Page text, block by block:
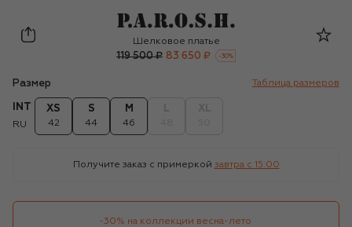
P.A.R.O.S.H.
Шелковое платье
119 500 ₽ 83 650 ₽ -30%
Размер Таблица размеров
INT
RU
XS
42
S
44
M
46
Получите заказ с примеркой завтра c 15:00
-30% на коллекции весна-лето